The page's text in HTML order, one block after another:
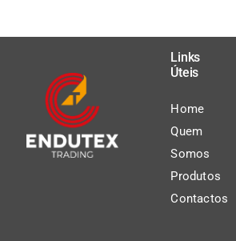
Links
Úteis
Home
Quem
Somos
Produtos
Contactos